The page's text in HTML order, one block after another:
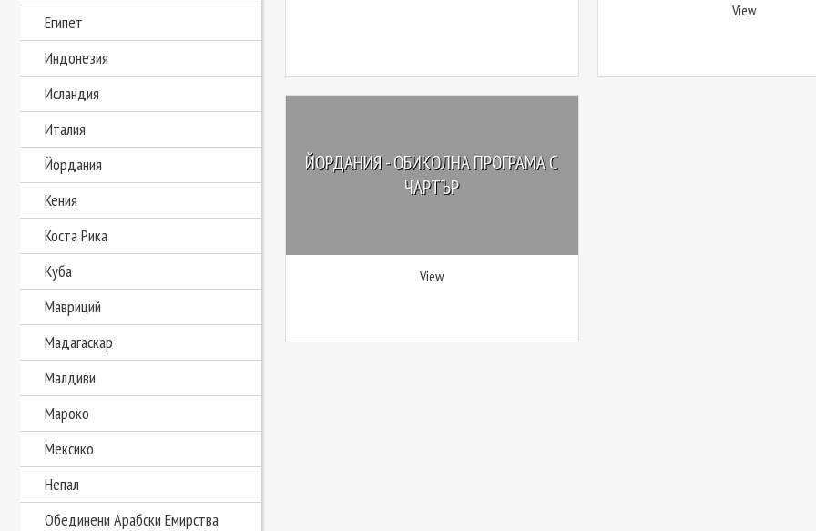
Египет
Индонезия
Исландия
Италия
Йордания
Кения
Коста Рика
Куба
Мавриций
Мадагаскар
Малдиви
Мароко
Мексико
Непал
Обединени Арабски Емирства
View
ЙОРДАНИЯ - ОБИКОЛНА ПРОГРАМА С
ЧАРТЪР
View